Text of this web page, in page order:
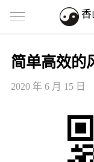
简单高效的
2020 年 6 月 15 日